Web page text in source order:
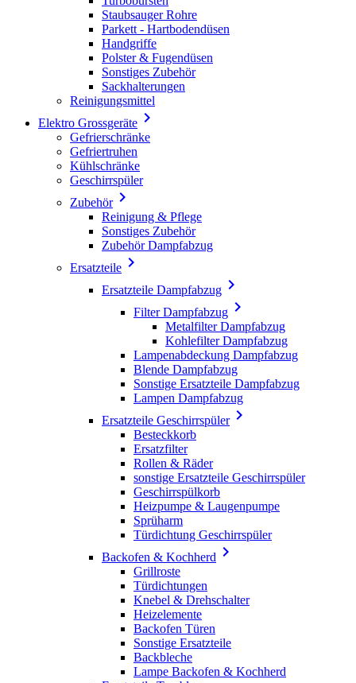
Staubsauger Rohre
Parkett - Hartbodendüsen
Handgriffe
Polster & Fugendüsen
Sonstiges Zubehör
Sackhalterungen
Reinigungsmittel
Elektro Grossgeräte 
Gefrierschränke
Gefriertruhen
Kühlschränke
Geschirrspüler
Zubehör
Reinigung & Pflege
Sonstiges Zubehör
Zubehör Dampfabzug
Ersatzteile 
Ersatzteile Dampfabzug 
Filter Dampfabzug 
Metalfilter Dampfabzug
Kohlefilter Dampfabzug
Lampenabdeckung Dampfabzug
Blende Dampfabzug
Sonstige Ersatzteile Dampfabzug
Lampen Dampfabzug
Ersatzteile Geschirrspüler
Besteckkorb
Ersatzfilter
Rollen & Räder
sonstige Ersatzteile Geschirrspüler
Geschirrspülkorb
Heizpumpe & Laugenpumpe
Sprüharm
Türdichtung Geschirrspüler
Backofen & Kochherd 
Grillroste
Türdichtungen
Knebel & Drehschalter
Heizelemente
Backofen Türen
Sonstige Ersatzteile
Backbleche
Lampe Backofen & Kochherd